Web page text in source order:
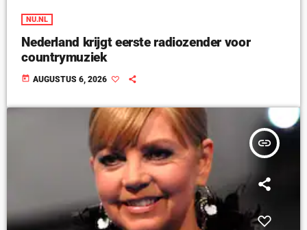
NU.NL
Nederland krijgt eerste radiozender voor
countrymuziek
today AUGUSTUS 6, 2026
insert_link